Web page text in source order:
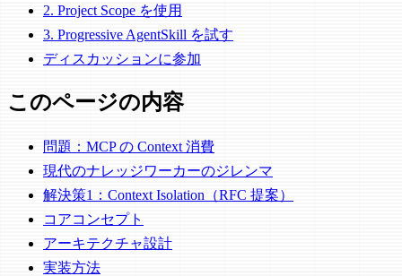
2. Project Scope を使用
3. Progressive AgentSkill を試す
ディスカッションに参加
このページの内容
問題：MCP の Context 消費
現代のナレッジワーカーのジレンマ
解決策1：Context Isolation（RFC 提案）
コアコンセプト
アーキテクチャ設計
実装方法